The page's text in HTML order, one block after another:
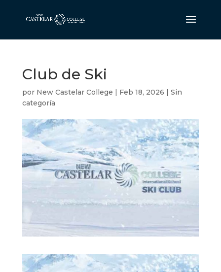
Club de Ski
por New Castelar College | Feb 18, 2026 | Sin
categoría